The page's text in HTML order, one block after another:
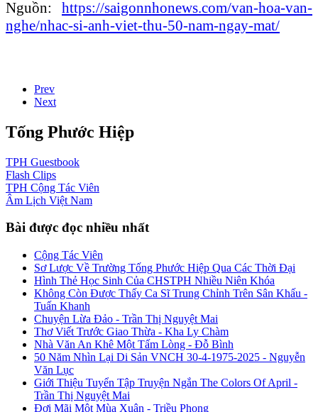
Nguồn: https://saigonnhonews.com/van-hoa-van-
nghe/nhac-si-anh-viet-thu-50-nam-ngay-mat/
Prev
Next
Tống Phước Hiệp
TPH Guestbook
Flash Clips
TPH Cộng Tác Viên
Âm Lịch Việt Nam
Bài được đọc nhiều nhất
Cộng Tác Viên
Sơ Lược Về Trường Tống Phước Hiệp Qua Các Thời Đại
Hình Thẻ Học Sinh Của CHSTPH Nhiều Niên Khóa
Không Còn Được Thấy Ca Sĩ Trung Chỉnh Trên Sân Khấu -
Tuấn Khanh
Chuyện Lừa Đảo - Trần Thị Nguyệt Mai
Thơ Viết Trước Giao Thừa - Kha Ly Chàm
Nhà Văn An Khê Một Tấm Lòng - Đỗ Bình
50 Năm Nhìn Lại Di Sản VNCH 30-4-1975-2025 - Nguyễn
Văn Lục
Giới Thiệu Tuyển Tập Truyện Ngắn The Colors Of April -
Trần Thị Nguyệt Mai
Đợi Mãi Một Mùa Xuân - Triều Phong